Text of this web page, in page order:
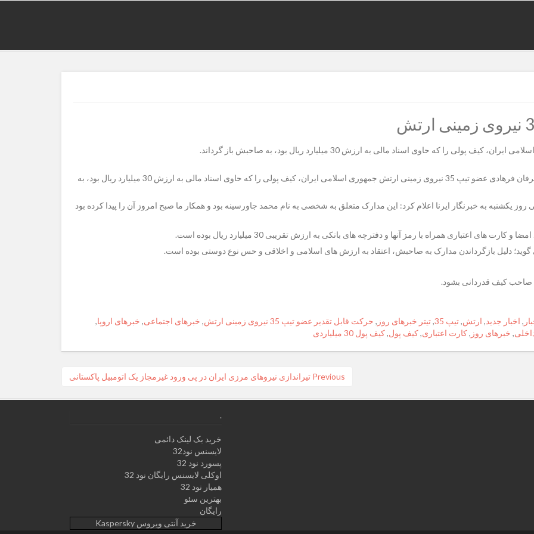
به گزارش گروه سیاسی خبرگزاری میزان، گروهبان یکم عرفان فرهادی عضو تیپ 35 نیروی زمینی ارتش جمهوری اسلامی ایران، کیف پولی را که حاوی اسناد مالی به ارزش 30 میلیارد ریال بود، به
اسلامی روز یکشنبه به خبرنگار ایرنا اعلام کرد: این مدارک متعلق به شخصی به نام محمد جاورسینه بود و همکار ما صبح امروز آن را پیدا کرده بود
همراه با رمز آنها و دفترچه های بانکی به ارزش تقریبی 30 میلیارد ریال بوده است.
گوید؛ دلیل بازگرداندن مدارک به صاحبش، اعتقاد به ارزش های اسلامی و اخلاقی و حس نوع دوستی بوده است.
کیف قدردانی بشود.
, اخبار جدید, ارتش,تیپ 35 ,تیتر خبرهای روز , حرکت قابل تقدیر عضو تیپ 35 نیروی زمینی ارتش , خبرهای اجتماعی, خبرهای اروپا,
, خبرهای روز ,کارت اعتباری,کیف پول,کیف پول 30 میلیاردی
Previous
Previous
تیراندازی نیروهای مرزی ایران در پی ورود غیرمجاز یک اتومبیل پاکستانی
.
خرید بک لینک دائمی
لایسنس نود32
پسورد نود 32
اوکلی لایسنس رایگان نود 32
همیار نود 32
بهترین سئو
رایگان
خرید آنتی ویروس Kaspersky